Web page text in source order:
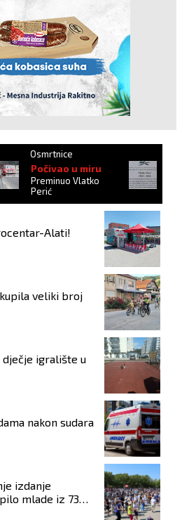
Osmrtnice
Počivao u miru
Preminuo Vlatko
Perić
Alati!
veliki broj
dječje igralište u
nakon sudara
izdanje
mlade iz 73